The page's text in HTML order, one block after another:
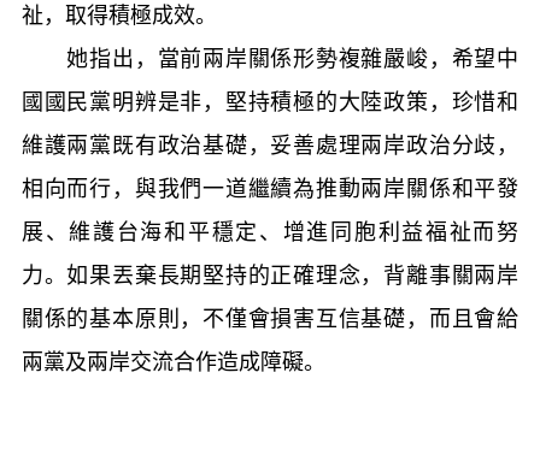
祉，取得積極成效。
她指出，當前兩岸關係形勢複雜嚴峻，希望中
國國民黨明辨是非，堅持積極的大陸政策，珍惜和
維護兩黨既有政治基礎，妥善處理兩岸政治分歧，
相向而行，與我們一道繼續為推動兩岸關係和平發
展、維護台海和平穩定、增進同胞利益福祉而努
力。如果丟棄長期堅持的正確理念，背離事關兩岸
關係的基本原則，不僅會損害互信基礎，而且會給
兩黨及兩岸交流合作造成障礙。